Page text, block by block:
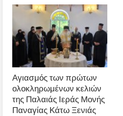
Αγιασμός των πρώτων
ολοκληρωμένων κελιών
της Παλαιάς Ιεράς Μονής
Παναγίας Κάτω Ξενιάς